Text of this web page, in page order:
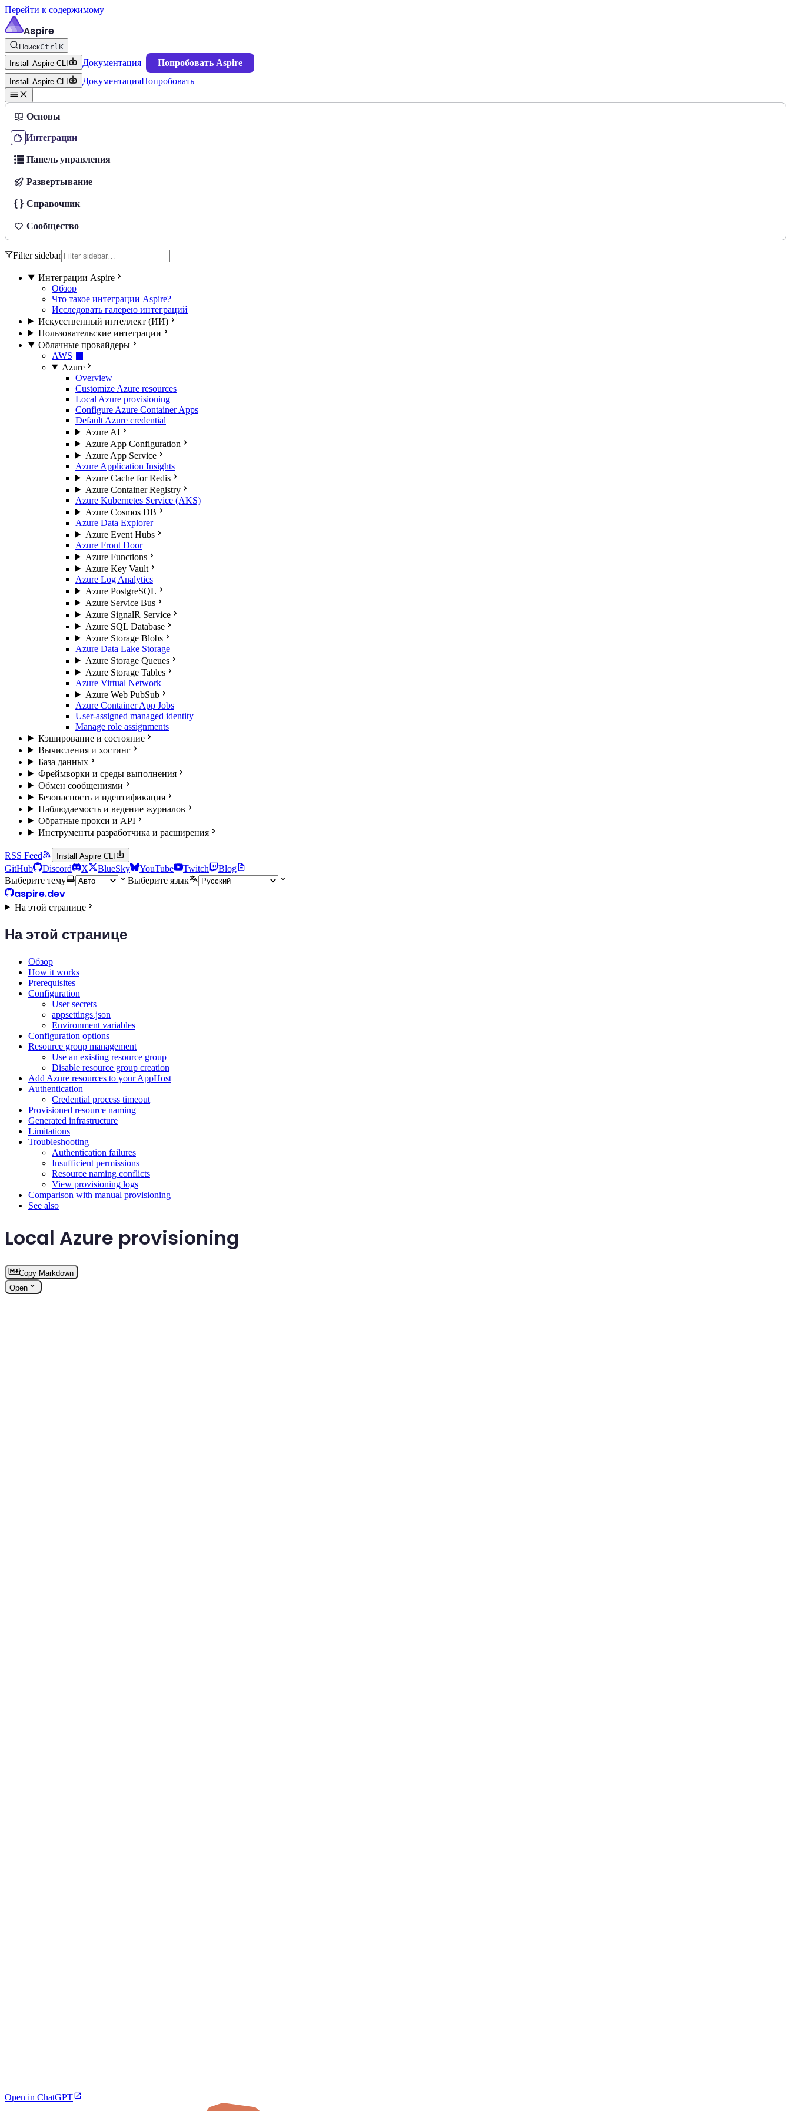
Перейти к содержимому
Aspire
ПоискCtrlK
Install Aspire CLI
Документация Попробовать Aspire
Install Aspire CLI ДокументацияПопробовать
Основы
Интеграции
Панель управления
Развертывание
Справочник
Сообщество
Filter sidebar
Интеграции Aspire
Обзор
Что такое интеграции Aspire?
Исследовать галерею интеграций
Искусственный интеллект (ИИ)
Пользовательские интеграции
Облачные провайдеры
AWS
Azure
Overview
Customize Azure resources
Local Azure provisioning
Configure Azure Container Apps
Default Azure credential
Azure AI
Azure App Configuration
Azure App Service
Azure Application Insights
Azure Cache for Redis
Azure Container Registry
Azure Kubernetes Service (AKS)
Azure Cosmos DB
Azure Data Explorer
Azure Event Hubs
Azure Front Door
Azure Functions
Azure Key Vault
Azure Log Analytics
Azure PostgreSQL
Azure Service Bus
Azure SignalR Service
Azure SQL Database
Azure Storage Blobs
Azure Data Lake Storage
Azure Storage Queues
Azure Storage Tables
Azure Virtual Network
Azure Web PubSub
Azure Container App Jobs
User-assigned managed identity
Manage role assignments
Кэширование и состояние
Вычисления и хостинг
База данных
Фреймворки и среды выполнения
Обмен сообщениями
Безопасность и идентификация
Наблюдаемость и ведение журналов
Обратные прокси и API
Инструменты разработчика и расширения
RSS Feed Install Aspire CLI
GitHub Discord X BlueSky YouTube Twitch
Blog
Выберите тему
Выберите язык
aspire.dev
На этой странице
На этой странице
Обзор
How it works
Prerequisites
Configuration
User secrets
appsettings.json
Environment variables
Configuration options
Resource group management
Use an existing resource group
Disable resource group creation
Add Azure resources to your AppHost
Authentication
Credential process timeout
Provisioned resource naming
Generated infrastructure
Limitations
Troubleshooting
Authentication failures
Insufficient permissions
Resource naming conflicts
View provisioning logs
Comparison with manual provisioning
See also
Local Azure provisioning
Copy Markdown
Open
Open in ChatGPT